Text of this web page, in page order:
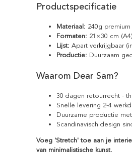
Productspecificatie
Materiaal: 240g
Formaten: 21×30 cm
Lijst: Apart verkrijgbaar
Productie: Duurzaam
Waarom Dear Sam?
30 dagen retourrecht -
Snelle levering 2-4
Duurzame productie
Scandinavisch design
Voeg 'Stretch' toe aan je
van minimalistische kunst.